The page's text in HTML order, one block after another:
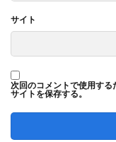
サイト
次回のコメントで使用する
サイトを保存する。